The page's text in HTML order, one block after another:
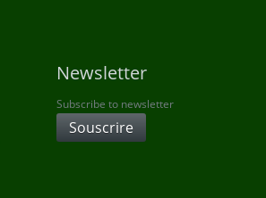
Newsletter
Subscribe to newsletter